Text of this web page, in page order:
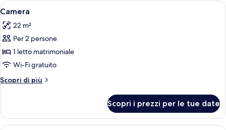
Apri
tutte
le
foto
per
Camera
Camera d'albergo con due letti, una
4
Camera
22 m²
Per 2 persone
1 letto matrimoniale
Wi-Fi gratuito
Scopri di più
Altri
Scopri i prezzi per le tue date